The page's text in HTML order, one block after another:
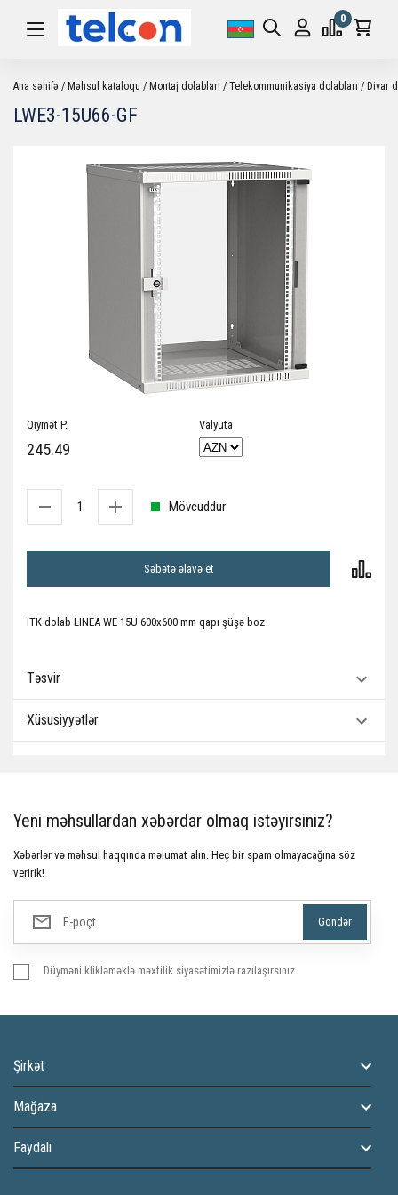
0
Ana səhifə Məhsul kataloqu Montaj dolabları Telekommunikasiya dolabları Divar
LWE3-15U66-GF
Qiymət P.
245.49
Valyuta
Mövcuddur
Səbətə əlavə et
ITK dolab LINEA WE 15U 600x600 mm qapı şüşə boz
Təsvir
Xüsusiyyətlər
Yeni məhsullardan xəbərdar olmaq istəyirsiniz?
Xəbərlər və məhsul haqqında məlumat alın. Heç bir spam olmayacağına söz
veririk!
Düyməni klikləməklə məxfilik siyasətimizlə razılaşırsınız
Şirkət
Mağaza
Faydalı